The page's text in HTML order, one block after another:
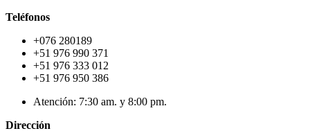
Teléfonos
+076 280189
+51 976 990 371
+51 976 333 012
+51 976 950 386
Atención: 7:30 am. y 8:00 pm.
Dirección